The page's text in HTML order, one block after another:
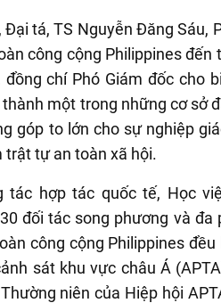
Đại tá, TS Nguyễn Đăng Sáu,
công cộng Philippines
đồng chí Phó Giám đốc cho
thành một trong những cơ sở
góp to lớn cho sự nghiệp
trật tự an toàn xã hội.
tác hợp tác quốc tế, Học
đối tác song phương và
công cộng Philippines
sát khu vực châu Á
niên của Hiệp hội